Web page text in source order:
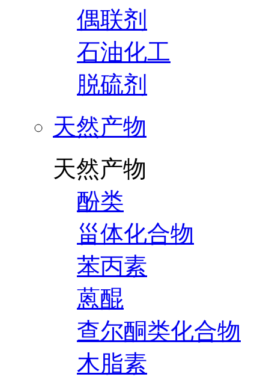
偶联剂
石油化工
脱硫剂
天然产物
天然产物
酚类
甾体化合物
苯丙素
蒽醌
查尔酮类化合物
木脂素